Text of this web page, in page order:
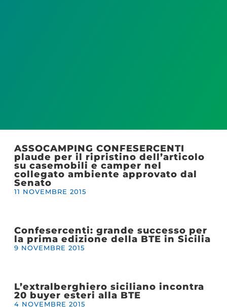
ASSOCAMPING CONFESERCENTI
plaude per il ripristino dell’articolo
su casemobili e camper nel
collegato ambiente approvato dal
Senato
11 NOVEMBRE 2015
Confesercenti: grande successo per
la prima edizione della BTE in Sicilia
9 NOVEMBRE 2015
L’extralberghiero siciliano incontra
20 buyer esteri alla BTE
4 NOVEMBRE 2015